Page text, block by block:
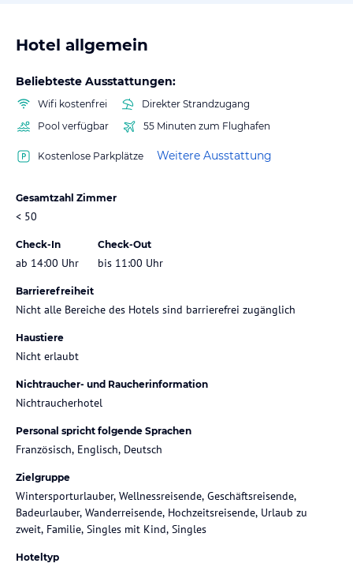
Hotel allgemein
Beliebteste Ausstattungen:
Wifi kostenfrei
Direkter Strandzugang
Pool verfügbar
55 Minuten zum Flughafen
Kostenlose Parkplätze Weitere Ausstattung
Gesamtzahl Zimmer
< 50
Check-In
ab 14:00 Uhr
Check-Out
bis 11:00 Uhr
Barrierefreiheit
Nicht alle Bereiche des Hotels sind barrierefrei zugänglich
Haustiere
Nicht erlaubt
Nichtraucher- und Raucherinformation
Nichtraucherhotel
Personal spricht folgende Sprachen
Französisch, Englisch, Deutsch
Zielgruppe
Wintersporturlauber, Wellnessreisende, Geschäftsreisende,
Badeurlauber, Wanderreisende, Hochzeitsreisende, Urlaub zu
zweit, Familie, Singles mit Kind, Singles
Hoteltyp